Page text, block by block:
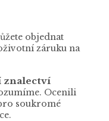
objednat
záruku na
znalectví
Ocenili
soukromé